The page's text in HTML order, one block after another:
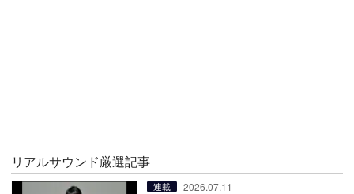
リアルサウンド厳選記事
連載 2026.07.11